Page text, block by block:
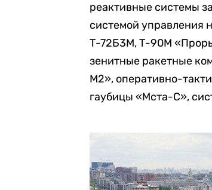
реактивные системы
системой управления
Т-72Б3М, Т-90М
зенитные ракетные
М2», оперативно-
гаубицы «Мста-С»,